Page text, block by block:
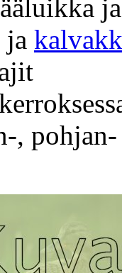
ja
ja
, pohjan-